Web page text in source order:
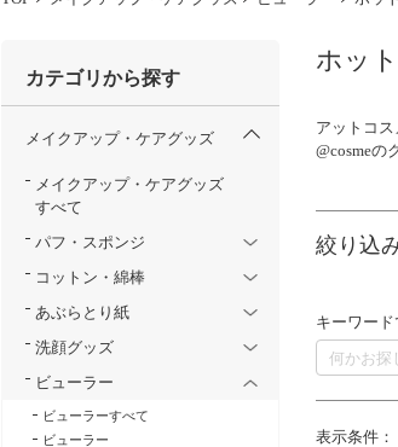
ホッ
アットコ
@cosmeの
絞り込
キーワー
表示条件：
カテゴリから探す
メイクアップ・ケアグッズ
メイクアップ・ケアグッズ
すべて
パフ・スポンジ
コットン・綿棒
あぶらとり紙
洗顔グッズ
ビューラー
ビューラーすべて
ビューラー